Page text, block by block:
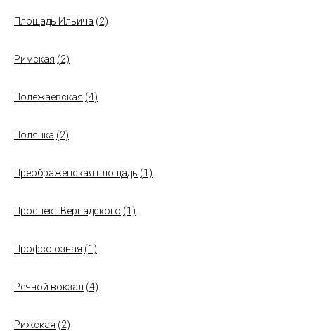
Площадь Ильича (2)
Римская (2)
Полежаевская (4)
Полянка (2)
Преображенская площадь (1)
Проспект Вернадского (1)
Профсоюзная (1)
Речной вокзал (4)
Рижская (2)